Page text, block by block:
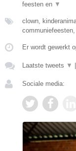
feesten en ▼
clown,
communiefeesten,
Er wordt gewerkt
Laatste tweets ▼
Sociale media: